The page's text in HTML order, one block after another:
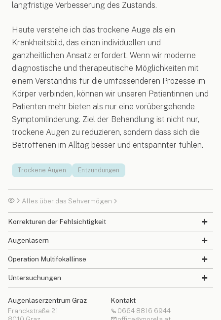
langfristige Verbesserung des Zustands.
Heute verstehe ich das trockene Auge als ein
Krankheitsbild, das einen individuellen und
ganzheitlichen Ansatz erfordert. Wenn wir moderne
diagnostische und therapeutische Möglichkeiten mit
einem Verständnis für die umfassenderen Prozesse im
Körper verbinden, können wir unseren Patientinnen und
Patienten mehr bieten als nur eine vorübergehende
Symptomlinderung. Ziel der Behandlung ist nicht nur,
trockene Augen zu reduzieren, sondern dass sich die
Betroffenen im Alltag besser und entspannter fühlen.
Trockene Augen Entzündungen
Alles über das Sehvermögen
Korrekturen der Fehlsichtigkeit
Augenlasern
Operation Multifokallinse
Untersuchungen
Augenlaserzentrum Graz
Franckstraße 21
Kontakt
0664 8816 6944